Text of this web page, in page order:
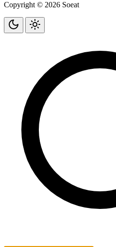
Copyright © 2026 Soeat